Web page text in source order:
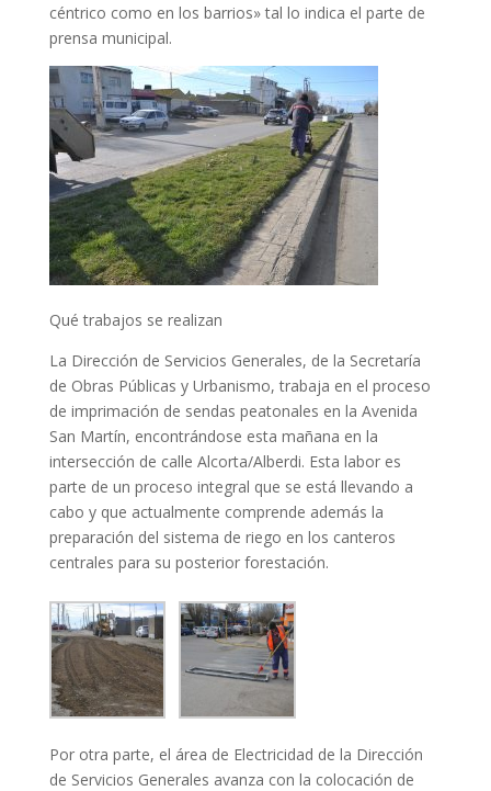
céntrico como en los barrios» tal lo indica el parte de
prensa municipal.
Qué trabajos se realizan
La Dirección de Servicios Generales, de la Secretaría
de Obras Públicas y Urbanismo, trabaja en el proceso
de imprimación de sendas peatonales en la Avenida
San Martín, encontrándose esta mañana en la
intersección de calle Alcorta/Alberdi. Esta labor es
parte de un proceso integral que se está llevando a
cabo y que actualmente comprende además la
preparación del sistema de riego en los canteros
centrales para su posterior forestación.
Por otra parte, el área de Electricidad de la Dirección
de Servicios Generales avanza con la colocación de